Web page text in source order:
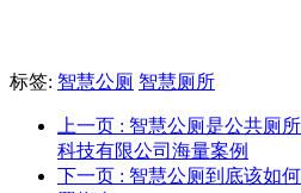
标签: 智慧公厕 智慧厕所
上一页 : 智慧公厕是公共厕
科技有限公司海量案例
下一页 : 智慧公厕到底该如